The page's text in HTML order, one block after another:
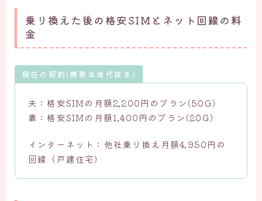
乗り換えた後の格安SIMとネット回線の料
金
現在の契約(携帯本体代抜き)
夫：格安SIMの月額2,200円のプラン(50G)
妻：格安SIMの月額1,400円のプラン(20G)
インターネット：他社乗り換え月額4,950円の
回線（戸建住宅）